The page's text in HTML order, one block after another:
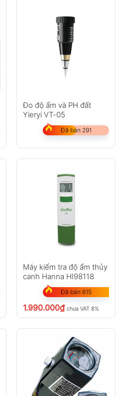
Đo độ ẩm và PH đất
Yieryi VT-05
Đã bán 291
Máy kiểm tra độ ẩm thủy
canh Hanna HI98118
Đã bán 615
1.990.000₫ chưa VAT 8%